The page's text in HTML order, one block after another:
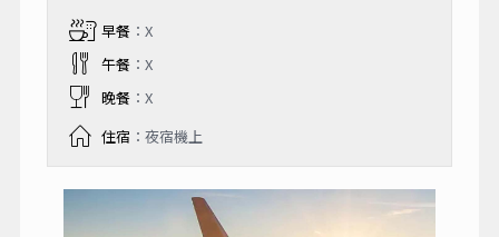
早餐：X
午餐：X
晚餐：X
住宿 ：夜宿機上